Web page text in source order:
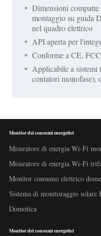
Dimensioni
montaggio su guida
nel quadro elettrico
API aperta per
Conforme a CE,
Applicabile a sistemi
contatori monofase),
Monitor dei consumi energetici
Misuratore di energia Wi-Fi
Misuratore di energia Wi-Fi
Monitor consumo elettrico
Sistema di monitoraggio solare
Domotica
Monitor dei consumi energetici